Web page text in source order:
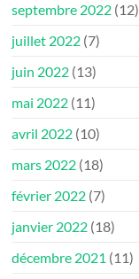
septembre 2022 (12)
juillet 2022 (7)
juin 2022 (13)
mai 2022 (11)
avril 2022 (10)
mars 2022 (18)
février 2022 (7)
janvier 2022 (18)
décembre 2021 (11)